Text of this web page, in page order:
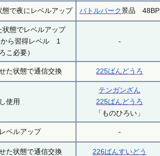
で夜にレベルアップ バトルパーク景品 48BP
態でレベルアップ
ら習得レベル 1
こ必要）
-
た状態で通信交換 225ばんどうろ
使用
テンガンざん
225ばんどうろ
「ものひろい」
ベルアップ -
た状態で通信交換 226ばんすいどう